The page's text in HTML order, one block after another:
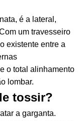
é a lateral,
um travesseiro
existente entre a
o total alinhamento
lombar.
tossir?
a garganta.